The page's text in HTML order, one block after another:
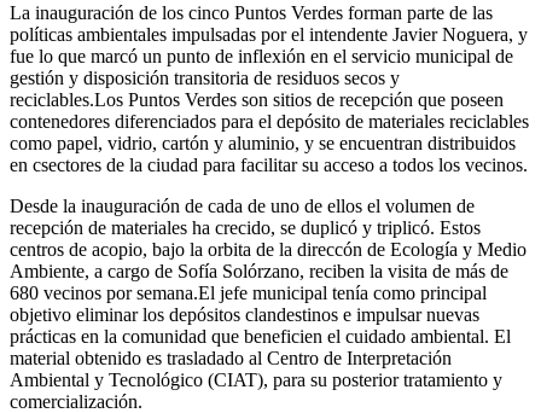
La inauguración de los cinco Puntos Verdes forman parte de las
políticas ambientales impulsadas por el intendente Javier Noguera, y
fue lo que marcó un punto de inflexión en el servicio municipal de
gestión y disposición transitoria de residuos secos y
reciclables.Los Puntos Verdes son sitios de recepción que poseen
contenedores diferenciados para el depósito de materiales reciclables
como papel, vidrio, cartón y aluminio, y se encuentran distribuidos
en csectores de la ciudad para facilitar su acceso a todos los vecinos.
Desde la inauguración de cada de uno de ellos el volumen de
recepción de materiales ha crecido, se duplicó y triplicó. Estos
centros de acopio, bajo la orbita de la direccón de Ecología y Medio
Ambiente, a cargo de Sofía Solórzano, reciben la visita de más de
680 vecinos por semana.El jefe municipal tenía como principal
objetivo eliminar los depósitos clandestinos e impulsar nuevas
prácticas en la comunidad que beneficien el cuidado ambiental. El
material obtenido es trasladado al Centro de Interpretación
Ambiental y Tecnológico (CIAT), para su posterior tratamiento y
comercialización.